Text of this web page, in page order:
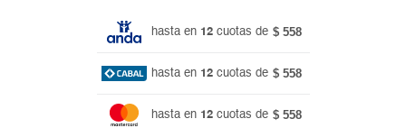
hasta en 12 cuotas de $ 558
hasta en 12 cuotas de $ 558
hasta en 12 cuotas de $ 558